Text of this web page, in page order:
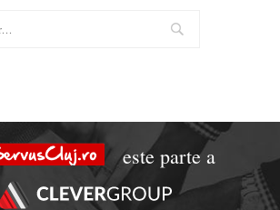
este parte a